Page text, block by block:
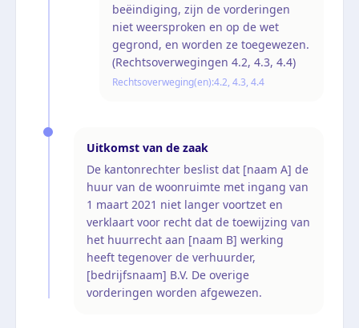
beëindiging, zijn de vorderingen
niet weersproken en op de wet
gegrond, en worden ze toegewezen.
(Rechtsoverwegingen 4.2, 4.3, 4.4)
Rechtsoverweging(en):4.2, 4.3, 4.4
Uitkomst van de zaak
De kantonrechter beslist dat [naam A] de
huur van de woonruimte met ingang van
1 maart 2021 niet langer voortzet en
verklaart voor recht dat de toewijzing van
het huurrecht aan [naam B] werking
heeft tegenover de verhuurder,
[bedrijfsnaam] B.V. De overige
vorderingen worden afgewezen.